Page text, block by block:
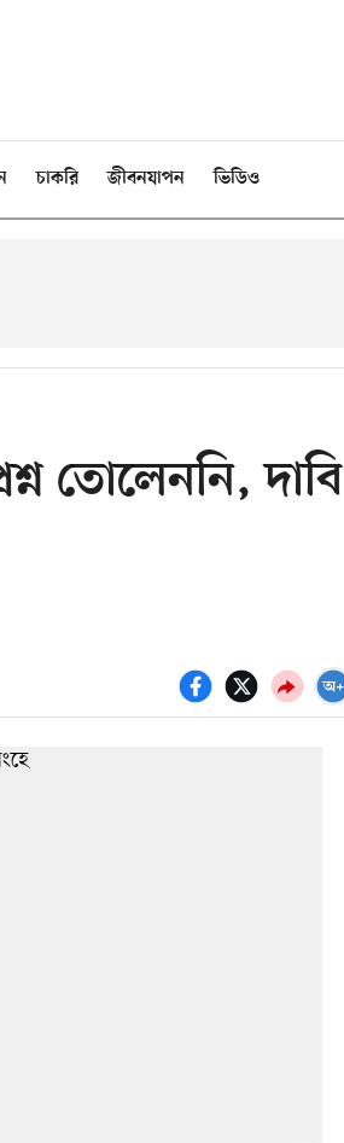
চাকরি জীবনযাপন ভিডিও
তোলেননি, দাবি